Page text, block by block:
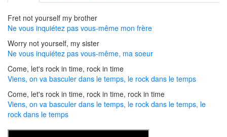
Fret not yourself my brother
Ne vous inquiétez pas vous-même mon frère
Worry not yourself, my sister
Ne vous inquiétez pas vous-même, ma soeur
Come, let's rock in time, rock in time
Viens, on va basculer dans le temps, le rock dans le temps
Come, let's rock in time, rock in time, rock in time
Viens, on va basculer dans le temps, le rock dans le temps, le
rock dans le temps